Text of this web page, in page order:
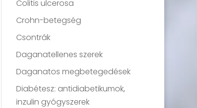
Colitis ulcerosa
Crohn-betegség
Csontrák
Daganatellenes szerek
Daganatos megbetegedések
Diabétesz: antidiabetikumok,
inzulin gyógyszerek